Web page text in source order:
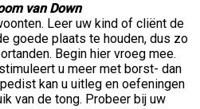
van Down
Leer uw kind of cliënt de
goede plaats te houden, dus zo
Begin hier vroeg mee.
u meer met borst- dan
kan u uitleg en oefeningen
van de tong. Probeer bij uw